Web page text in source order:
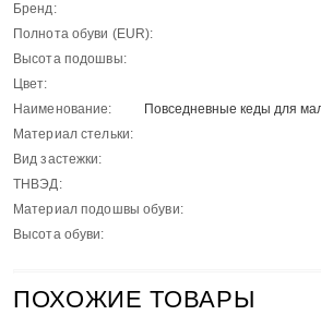
Бренд:
Полнота обуви (EUR):
Высота подошвы:
Цвет:
Наименование:
Повседневные кеды для
Материал стельки:
Вид застежки:
ТНВЭД:
Материал подошвы обуви:
Высота обуви:
ПОХОЖИЕ ТОВАРЫ